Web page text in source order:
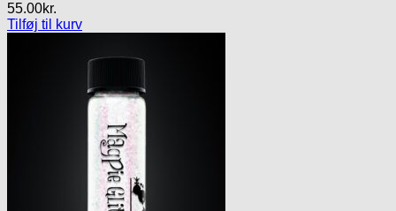
55.00kr.
Tilføj til kurv